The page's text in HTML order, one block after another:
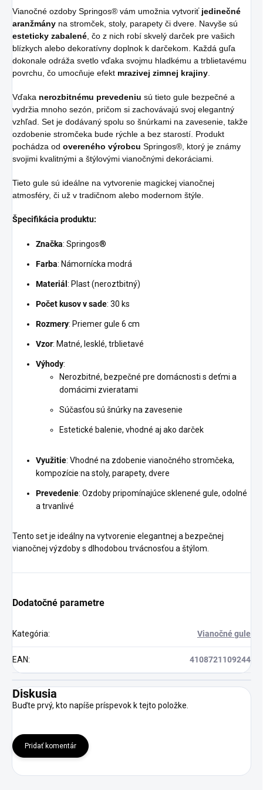
Vianočné ozdoby Springos® vám umožnia vytvoriť jedinečné
aranžmány na stromček, stoly, parapety či dvere. Navyše sú
esteticky zabalené , čo z nich robí skvelý darček pre vašich
blízkych alebo dekoratívny doplnok k darčekom. Každá guľa
dokonale odráža svetlo vďaka svojmu hladkému a trblietavému
povrchu, čo umocňuje efekt mrazivej zimnej krajiny
Vďaka nerozbitnému prevedeniu sú tieto gule bezpečné a
vydržia mnoho sezón, pričom si zachovávajú svoj elegantný
vzhľad. Set je dodávaný spolu so šnúrkami na zavesenie, takže
ozdobenie stromčeka bude rýchle a bez starostí. Produkt
pochádza od overeného výrobcu Springos®, ktorý je známy
svojimi kvalitnými a štýlovými vianočnými dekoráciami.
Tieto gule sú ideálne na vytvorenie magickej vianočnej
atmosféry, či už v tradičnom alebo modernom štýle.
Špecifikácia produktu:
Značka: Springos®
Farba: Námornícka modrá
Materiál : Plast (neroztbitný)
Počet kusov v sade: 30 ks
Rozmery: Priemer gule 6 cm
Vzor: Matné, lesklé, trblietavé
Výhody:
Nerozbitné, bezpečné pre domácnosti s deťmi a
domácimi zvieratami
Súčasťou sú šnúrky na zavesenie
Estetické balenie, vhodné aj ako darček
Využitie: Vhodné na zdobenie vianočného stromčeka,
kompozície na stoly, parapety, dvere
Prevedenie: Ozdoby pripomínajúce sklenené gule, odolné
a trvanlivé
Tento set je ideálny na vytvorenie elegantnej a bezpečnej
vianočnej výzdoby s dlhodobou trvácnosťou a štýlom.
Dodatočné parametre
Kategória: Vianočné gule
EAN: 4108721109244
Diskusia
Buďte prvý, kto napíše príspevok k tejto položke.
Pridať komentár